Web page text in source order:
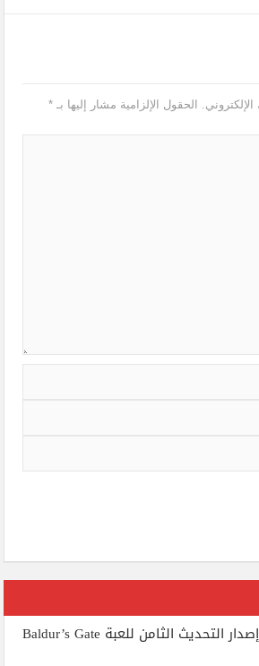
الحقول الإلزامية مشار إليها بـ*
عن طريق الخطأ تم إصدار التحديث الثامن للعبة Baldur’s Gate